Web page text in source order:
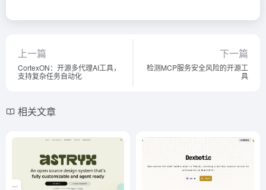
上一篇
CortexON：开源多代理AI工具，
支持复杂任务自动化
下一篇
检测MCP服务安全风险的开源工
具
相关文章